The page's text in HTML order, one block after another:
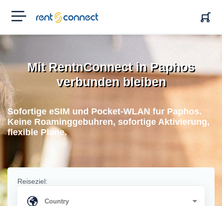
RENT'N
CONNECT
Mit RentnConnect in Paphos
verbunden bleiben
Sofortige eSIM und Pocket-WLAN fur Paphos.
Keine Roaminggebuhren, sofortige Aktivierung,
flexible Plane.
Reiseziel: